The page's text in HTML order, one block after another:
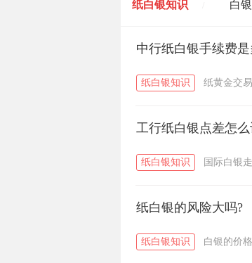
纸白银知识 白
黄金T+D知识 /
中行纸白银手续费
纸白银知识 纸黄金交易
工行纸白银点差怎
纸白银知识 国际白银
纸白银的风险大吗?
纸白银知识 白银的价格